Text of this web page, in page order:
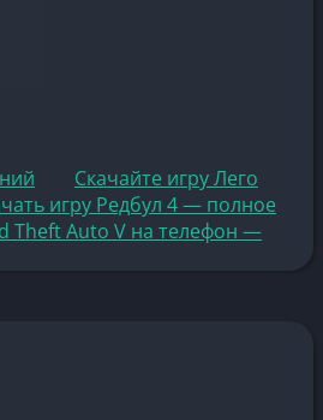
Скачайте игру Лего
игру Редбул 4 — полное
Theft Auto V на телефон —